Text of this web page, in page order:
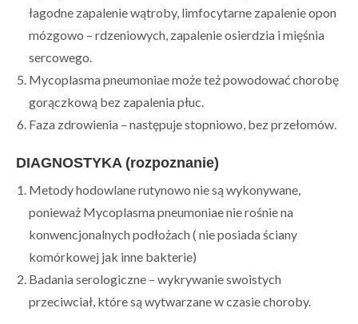
łagodne zapalenie wątroby, limfocytarne zapalenie opon
mózgowo – rdzeniowych, zapalenie osierdzia i mięśnia
sercowego.
Mycoplasma pneumoniae może też powodować chorobę
gorączkową bez zapalenia płuc.
Faza zdrowienia – następuje stopniowo, bez przełomów.
DIAGNOSTYKA (rozpoznanie)
Metody hodowlane rutynowo nie są wykonywane,
ponieważ Mycoplasma pneumoniae nie rośnie na
konwencjonalnych podłożach ( nie posiada ściany
komórkowej jak inne bakterie)
Badania serologiczne – wykrywanie swoistych
przeciwciał, które są wytwarzane w czasie choroby.